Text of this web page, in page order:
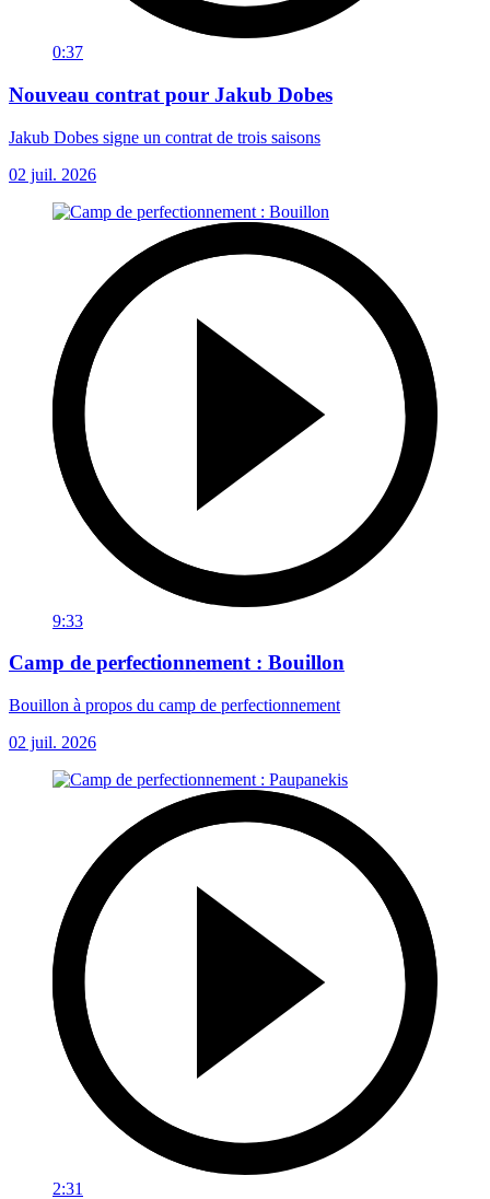
0:37
Nouveau contrat pour Jakub Dobes
Jakub Dobes signe un contrat de trois saisons
02 juil. 2026
9:33
Camp de perfectionnement : Bouillon
Bouillon à propos du camp de perfectionnement
02 juil. 2026
2:31